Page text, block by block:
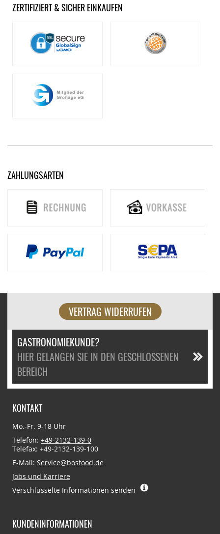
ZERTIFIZIERT & SICHER EINKAUFEN
ZAHLUNGSARTEN
VERTRAG WIDERRUFEN
GASTRONOMIEKUNDE?
HIER GELANGEN SIE IN DEN GESCHLOSSENEN
BEREICH
KONTAKT
Mo.-Fr. 9-18 Uhr
Telefon: +49-2132-139-0
Telefax: +49-2132-139-100
E-Mail: Service@bosfood.de
Jobs und Karriere
Verschlüsselte Informationen senden
KUNDENINFORMATIONEN